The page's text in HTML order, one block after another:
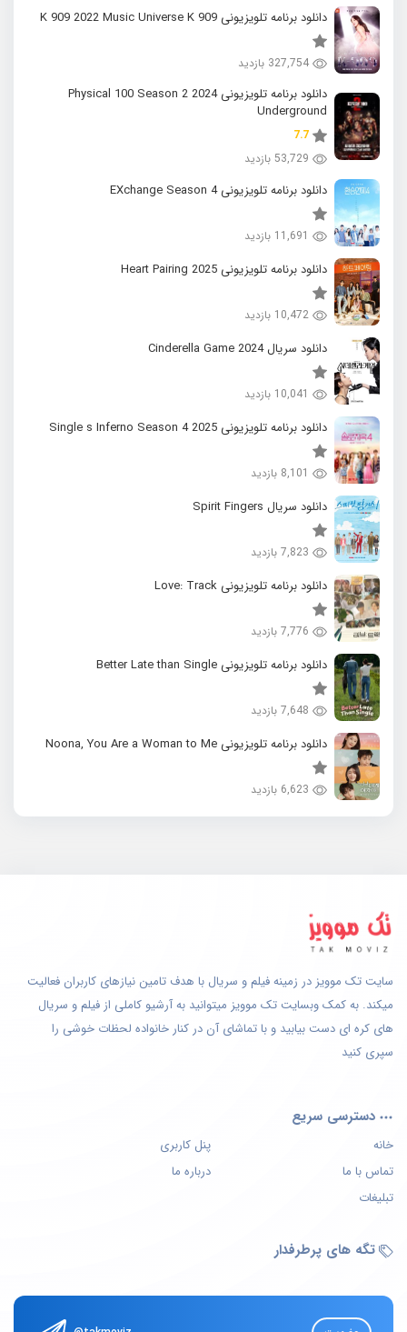
دانلود برنامه تلویزیونی K 909 2022 Music Universe K 909
327,754 بازدید
دانلود برنامه تلویزیونی 2024 Physical 100 Season 2
Underground
7.7
53,729 بازدید
دانلود برنامه تلویزیونی EXchange Season 4
11,691 بازدید
دانلود برنامه تلویزیونی 2025 Heart Pairing
10,472 بازدید
دانلود سریال 2024 Cinderella Game
10,041 بازدید
دانلود برنامه تلویزیونی 2025 Single s Inferno Season 4
8,101 بازدید
دانلود سریال Spirit Fingers
7,823 بازدید
دانلود برنامه تلویزیونی Love: Track
7,776 بازدید
دانلود برنامه تلویزیونی Better Late than Single
7,648 بازدید
دانلود برنامه تلویزیونی Noona, You Are a Woman to Me
6,623 بازدید
سایت تک موویز در زمینه فیلم و سریال با هدف تامین نیازهای کاربران فعالیت
میکند. به کمک وبسایت تک موویز میتوانید به آرشیو کاملی از فیلم و سریال
های کره ای دست بیابید و با تماشای آن در کنار خانواده لحظات خوشی را
سپری کنید
دسترسی سریع
خانه
پنل کاربری
تماس با ما
درباره ما
تبلیغات
تگه های پرطرفدار